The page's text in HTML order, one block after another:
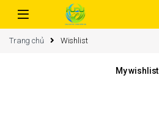
Trang chủ Wishlist
My wishlist